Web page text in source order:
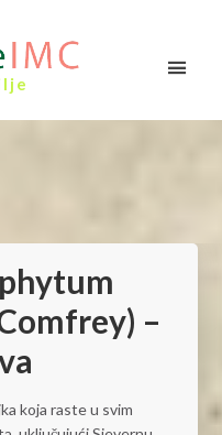
–
koja raste u svim